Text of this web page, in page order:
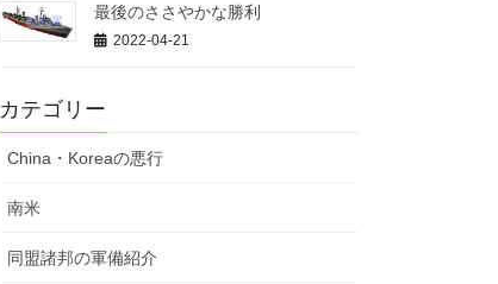
最後のささやかな勝利
2022-04-21
カテゴリー
China・Koreaの悪行
南米
同盟諸邦の軍備紹介